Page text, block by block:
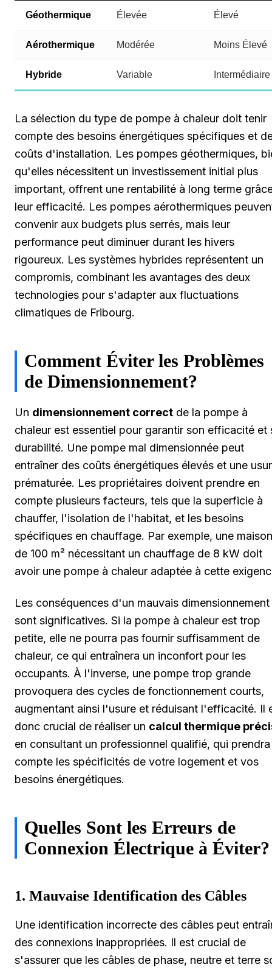
Géothermique Élevée Élevé
Aérothermique Modérée Moins Élevé
Hybride Variable Intermédiaire
La sélection du type de pompe à chaleur doit tenir
compte des besoins énergétiques spécifiques et
coûts d'installation. Les pompes géothermiques,
qu'elles nécessitent un investissement initial plus
important, offrent une rentabilité à long terme
leur efficacité. Les pompes aérothermiques
convenir aux budgets plus serrés, mais leur
performance peut diminuer durant les hivers
rigoureux. Les systèmes hybrides représentent un
compromis, combinant les avantages des deux
technologies pour s'adapter aux fluctuations
climatiques de Fribourg.
Comment Éviter les Problèmes
de Dimensionnement?
Un dimensionnement correct de la pompe à
chaleur est essentiel pour garantir son efficacité et
durabilité. Une pompe mal dimensionnée peut
entraîner des coûts énergétiques élevés et une
prématurée. Les propriétaires doivent prendre en
compte plusieurs facteurs, tels que la superficie à
chauffer, l'isolation de l'habitat, et les besoins
spécifiques en chauffage. Par exemple, une maison
de 100 m² nécessitant un chauffage de 8 kW doit
avoir une pompe à chaleur adaptée à cette
Les conséquences d'un mauvais dimensionnement
sont significatives. Si la pompe à chaleur est trop
petite, elle ne pourra pas fournir suffisamment de
chaleur, ce qui entraînera un inconfort pour les
occupants. À l'inverse, une pompe trop grande
provoquera des cycles de fonctionnement courts,
augmentant ainsi l'usure et réduisant l'efficacité. Il
donc crucial de réaliser un calcul thermique
en consultant un professionnel qualifié, qui
compte les spécificités de votre logement et vos
besoins énergétiques.
Quelles Sont les Erreurs de
Connexion Électrique à Éviter?
1. Mauvaise Identification des Câbles
Une identification incorrecte des câbles peut
des connexions inappropriées. Il est crucial de
s'assurer que les câbles de phase, neutre et terre